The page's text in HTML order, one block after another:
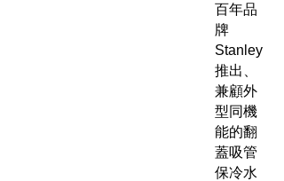
百年品
牌
Stanley
推出、
兼顧外
型同機
能的翻
蓋吸管
保冷水